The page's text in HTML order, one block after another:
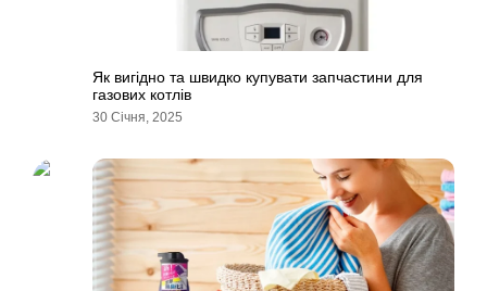
Як вигідно та швидко купувати запчастини для
газових котлів
30 Січня, 2025